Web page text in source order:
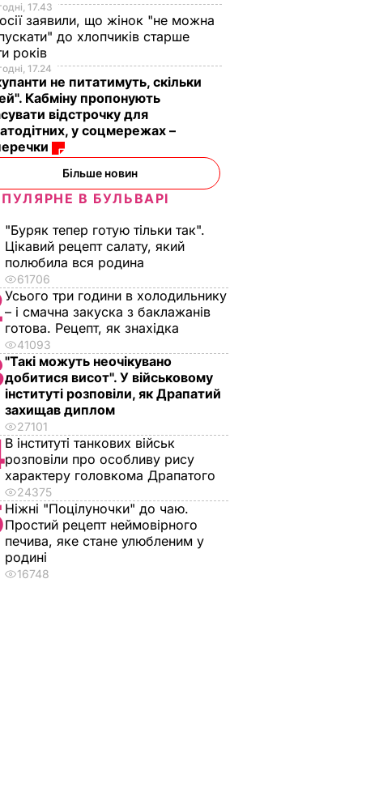
на
роботи
17.43
заявили, що жінок "не можна
до хлопчиків старше
років
17.24
не питатимуть, скільки
Кабміну пропонують
відстрочку для
у соцмережах –
Більше новин
В БУЛЬВАРІ
"Буряк тепер готую тільки так".
Цікавий рецепт салату, який
полюбила вся родина
61706
Усього три години в холодильнику
– і смачна закуска з баклажанів
готова. Рецепт, як знахідка
41093
"Такі можуть неочікувано
добитися висот". У військовому
інституті розповіли, як Драпатий
захищав диплом
27101
В інституті танкових військ
розповіли про особливу рису
характеру головкома Драпатого
24375
Ніжні "Поцілуночки" до чаю.
Простий рецепт неймовірного
печива, яке стане улюбленим у
родині
16748